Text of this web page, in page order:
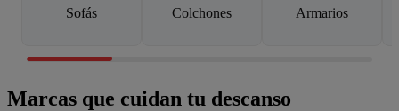
Sofás Colchones Armarios
Marcas que cuidan tu descanso